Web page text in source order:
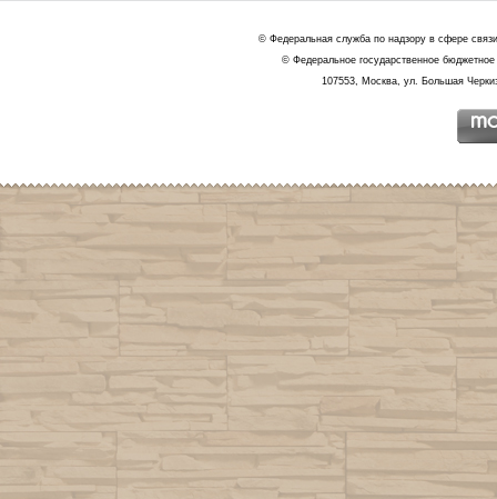
© Федеральная служба по надзору в сфере
© Федеральное государственное
107553, Москва, ул. Большая